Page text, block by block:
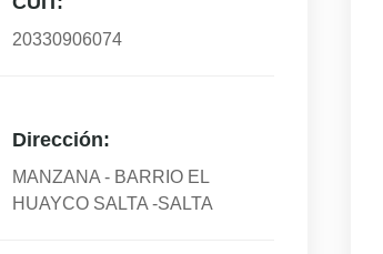
20330906074
Dirección:
MANZANA - BARRIO EL
HUAYCO SALTA -SALTA